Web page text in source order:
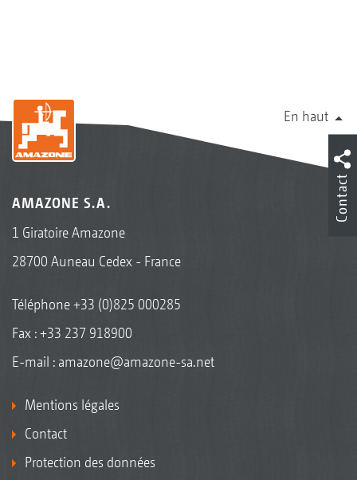
En haut
AMAZONE S.A.
1 Giratoire Amazone
28700 Auneau Cedex - France
Téléphone+33 (0)825 000285
Fax : +33 237 918900
E-mail : amazone@amazone-sa.net
Mentions légales
Contact
Protection des données
Contact